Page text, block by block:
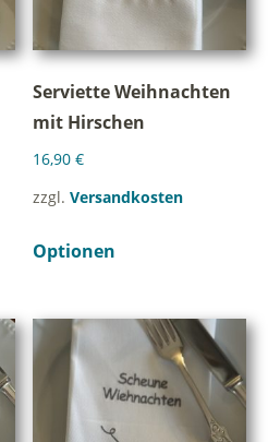
Serviette Weihnachten
mit Hirschen
16,90€
zzgl.Versandkosten
Optionen